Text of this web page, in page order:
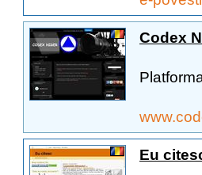
Codex
Eu